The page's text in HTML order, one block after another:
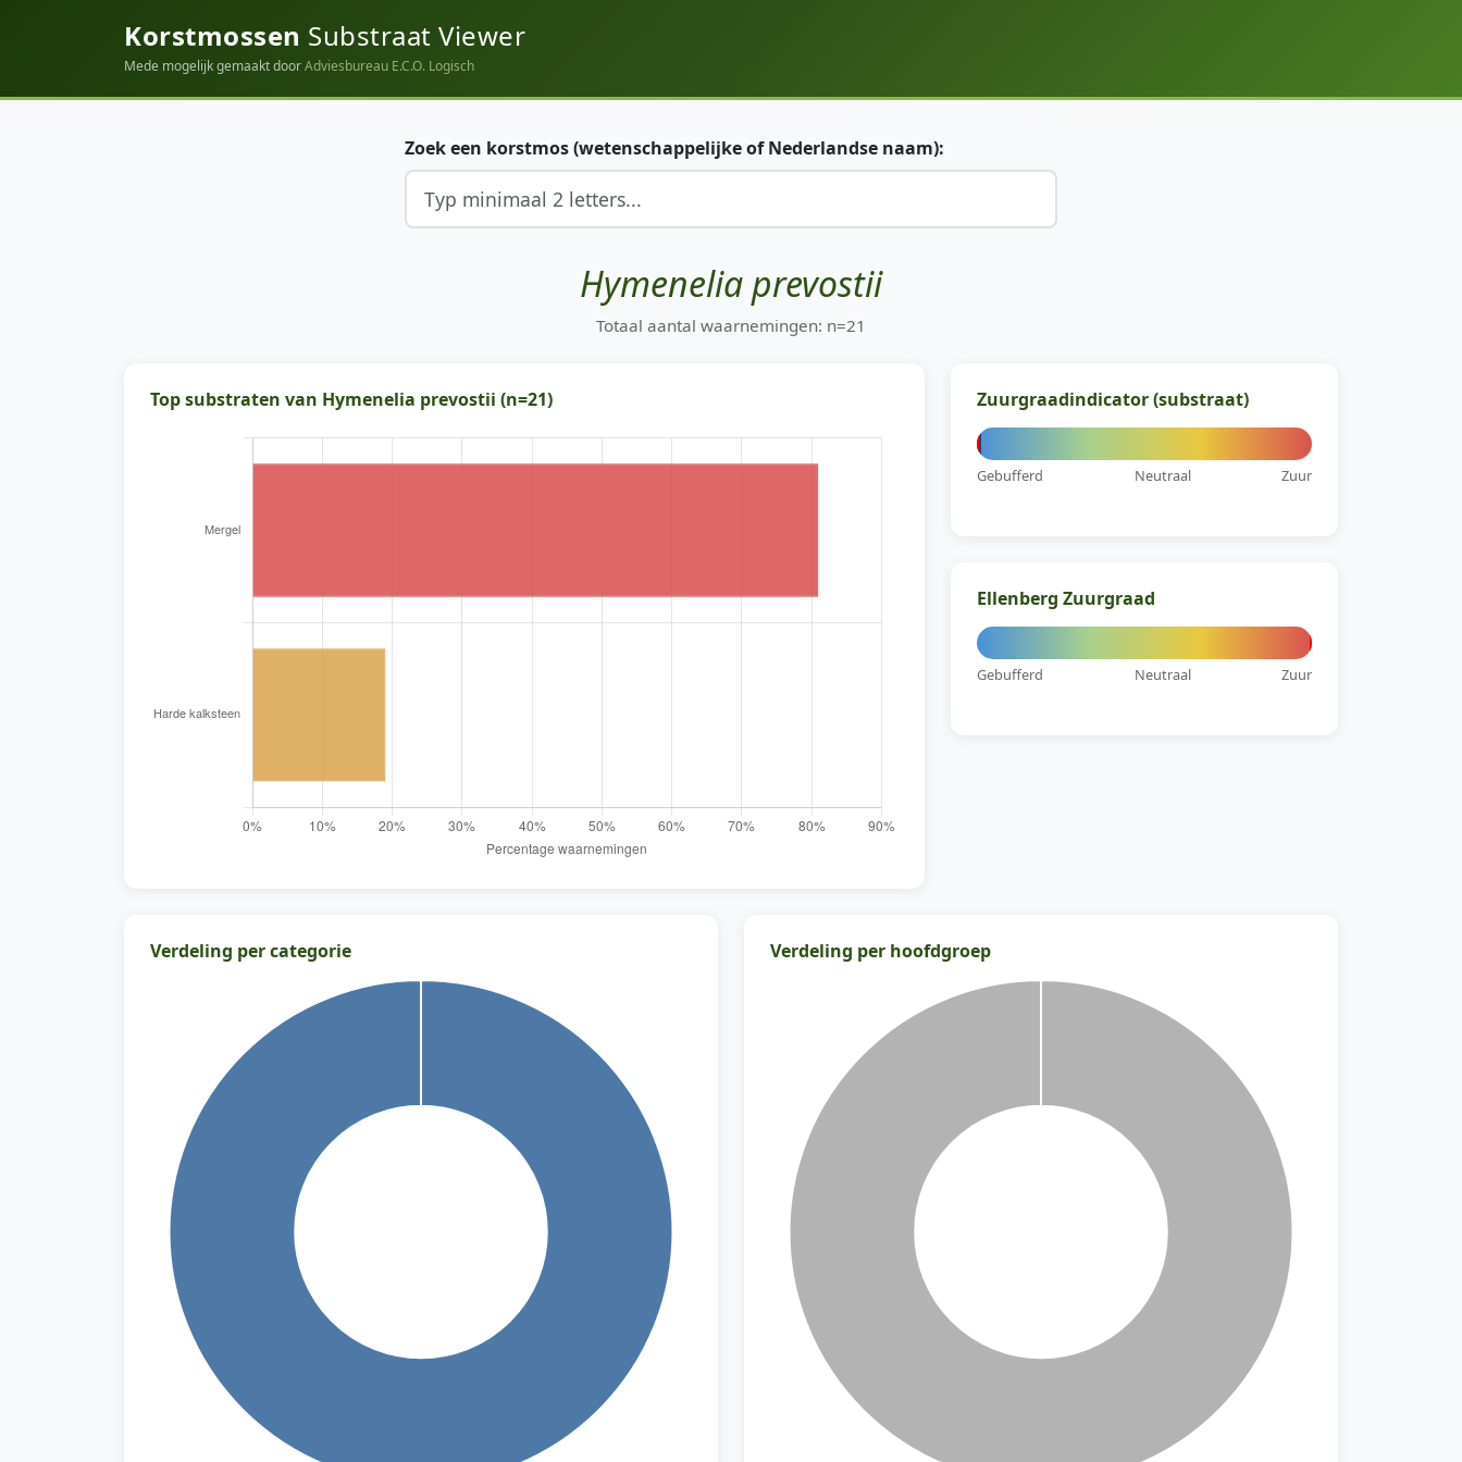
Korstmossen Substraat Viewer
Mede mogelijk gemaakt doorAdviesbureau E.C.O. Logisch
Zoek een korstmos (wetenschappelijke of Nederlandse naam):
Hymenelia prevostii
Totaal aantal waarnemingen: n=21
Top substraten van Hymenelia prevostii (n=21) Zuurgraadindicator (substraat)
Gebufferd Neutraal Zuur
Ellenberg Zuurgraad
Gebufferd Neutraal Zuur
Verdeling per categorie Verdeling per hoofdgroep